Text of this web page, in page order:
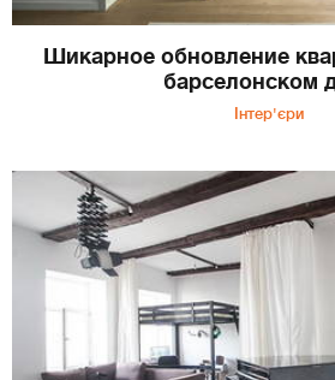
Шикарное обновление
барселонском
Інтер'єри